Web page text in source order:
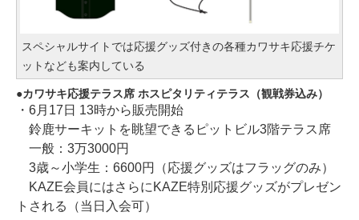
スペシャルサイトでは応援グッズ付きの各種カワサキ応援チケ
ットなども案内している
カワサキ応援テラス席 ホスピタリティテラス（観戦券込み）
・6月17日 13時から販売開始
鈴鹿サーキットを眺望できるピットビル3階テラス席
一般：3万3000円
3歳～小学生：6600円（応援グッズはフラッグのみ）
KAZE会員にはさらにKAZE特別応援グッズがプレゼン
トされる（当日入会可）